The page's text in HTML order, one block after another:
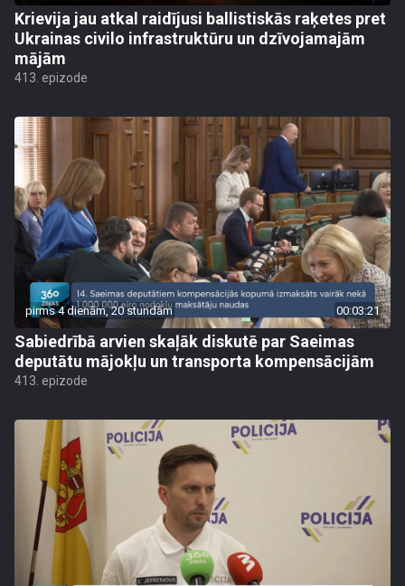
Krievija jau atkal raidījusi ballistiskās raķetes pret
Ukrainas civilo infrastruktūru un dzīvojamajām
mājām
413. epizode
pirms 4 dienām, 20 stundām 00:03:21
Sabiedrībā arvien skaļāk diskutē par Saeimas
deputātu mājokļu un transporta kompensācijām
413. epizode